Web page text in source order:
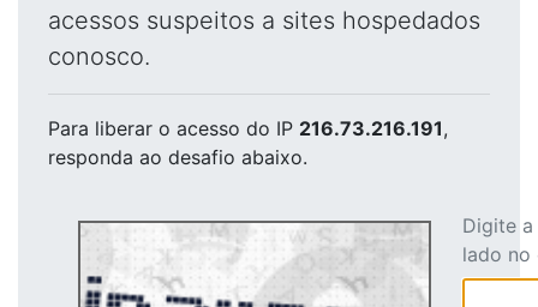
acessos suspeitos a sites hospedados
conosco.
Para liberar o acesso do IP 216.73.216.191,
responda ao desafio abaixo.
Digite
lado no